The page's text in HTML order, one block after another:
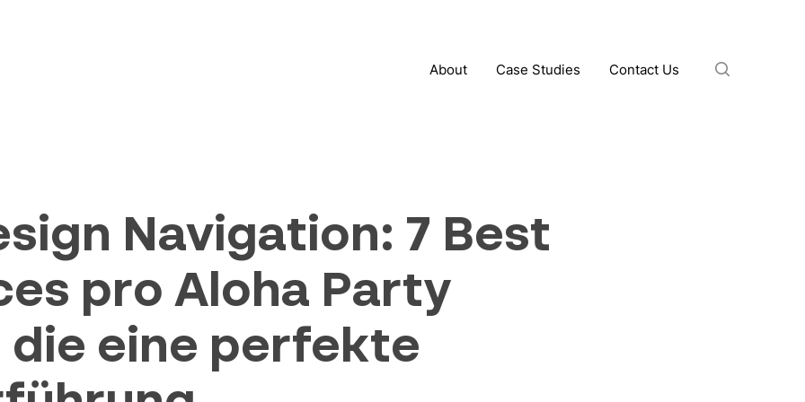
About Case Studies Contact Us
Navigation: 7 Best
pro Aloha Party
die eine perfekte